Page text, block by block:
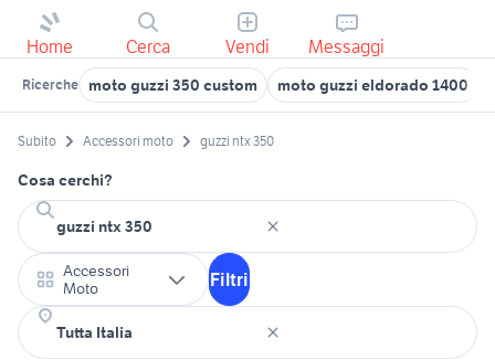
Home Cerca Vendi Messaggi
Ricerche moto guzzi 350 custom moto guzzi eldorado 1400
Subito Accessori moto guzzi ntx 350
Cosa cerchi?
Accessori
Moto
Filtri